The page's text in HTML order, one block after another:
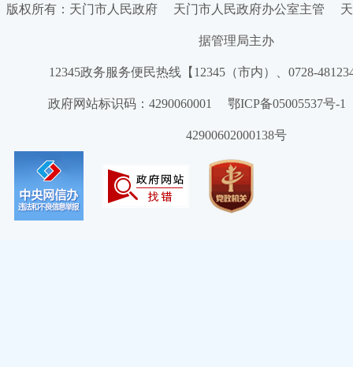
版权所有：天门市人民政府 天门市人民政府办公室主管 天
据管理局主办
12345政务服务便民热线【12345（市内）、0728-
政府网站标识码：4290060001 鄂ICP备05005537号
42900602000138号